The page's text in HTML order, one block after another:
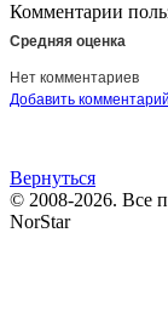
Комментарии
Средняя оценка
Нет комментариев
Добавить комментарий
Вернуться
© 2008-2026. Все
NorStar